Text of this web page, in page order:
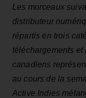
Les morceaux
distributeur
répartis en trois
téléchargements
canadiens
au cours de la
Active Indies